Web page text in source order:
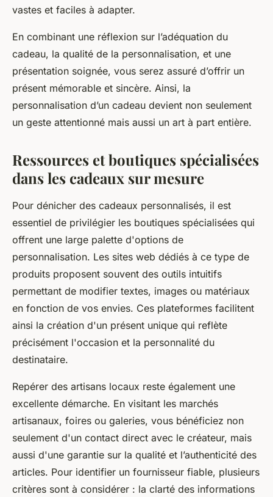
vastes et faciles à adapter.
En combinant une réflexion sur l’adéquation du
cadeau, la qualité de la personnalisation, et une
présentation soignée, vous serez assuré d’offrir un
présent mémorable et sincère. Ainsi, la
personnalisation d’un cadeau devient non seulement
un geste attentionné mais aussi un art à part entière.
Ressources et boutiques spécialisées
dans les cadeaux sur mesure
Pour dénicher des cadeaux personnalisés, il est
essentiel de privilégier les boutiques spécialisées qui
offrent une large palette d'options de
personnalisation. Les sites web dédiés à ce type de
produits proposent souvent des outils intuitifs
permettant de modifier textes, images ou matériaux
en fonction de vos envies. Ces plateformes facilitent
ainsi la création d'un présent unique qui reflète
précisément l'occasion et la personnalité du
destinataire.
Repérer des artisans locaux reste également une
excellente démarche. En visitant les marchés
artisanaux, foires ou galeries, vous bénéficiez non
seulement d'un contact direct avec le créateur, mais
aussi d'une garantie sur la qualité et l’authenticité des
articles. Pour identifier un fournisseur fiable, plusieurs
critères sont à considérer : la clarté des informations